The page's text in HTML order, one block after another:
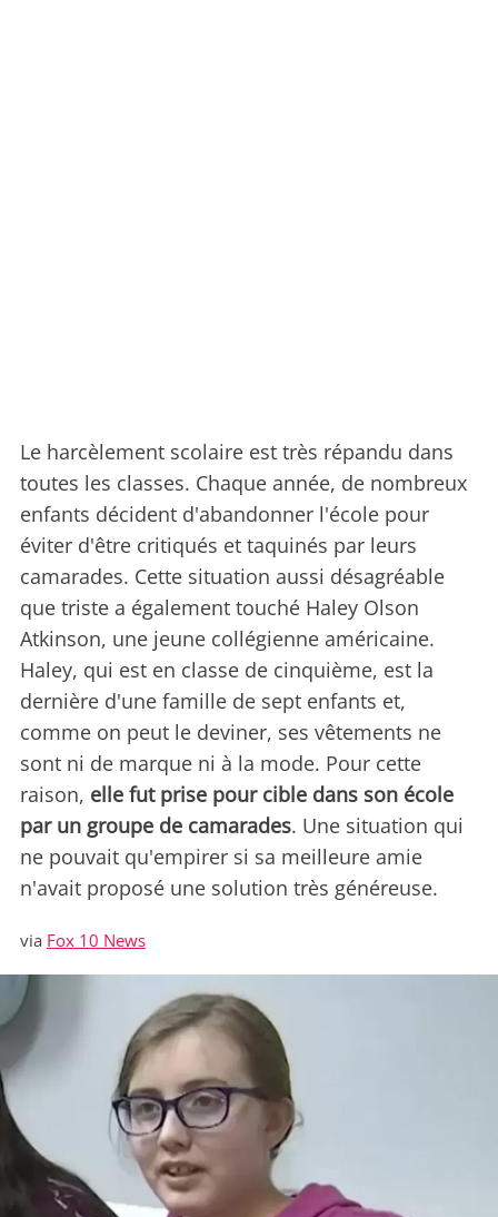
Le harcèlement scolaire est très répandu dans
toutes les classes. Chaque année, de nombreux
enfants décident d'abandonner l'école pour
éviter d'être critiqués et taquinés par leurs
camarades. Cette situation aussi désagréable
que triste a également touché Haley Olson
Atkinson, une jeune collégienne américaine.
Haley, qui est en classe de cinquième, est la
dernière d'une famille de sept enfants et,
comme on peut le deviner, ses vêtements ne
sont ni de marque ni à la mode. Pour cette
raison, elle fut prise pour cible dans son école
par un groupe de camarades. Une situation qui
ne pouvait qu'empirer si sa meilleure amie
n'avait proposé une solution très généreuse.
via Fox 10 News